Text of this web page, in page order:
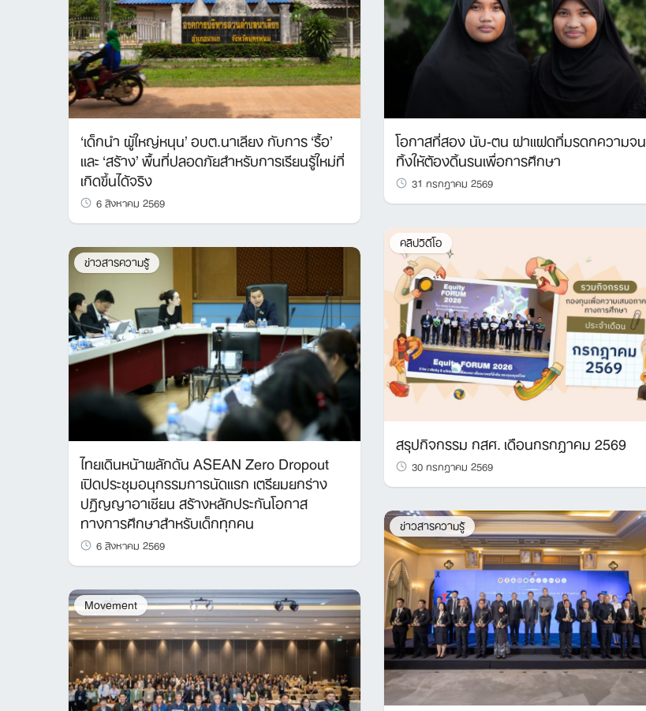
Search
for:
‘เด็กนำ ผู้ใหญ่หนุน’ อบต.นาเลียง กับการ ‘รื้อ’
และ ‘สร้าง’ พื้นที่ปลอดภัยสำหรับการเรียนรู้ใหม่ที่
เกิดขึ้นได้จริง
6 สิงหาคม 2569
ข่าวสารความรู้
ไทยเดินหน้าผลักดัน ASEAN Zero Dropout
เปิดประชุมอนุกรรมการนัดแรก เตรียมยกร่าง
ปฏิญญาอาเซียน สร้างหลักประกันโอกาส
ทางการศึกษาสำหรับเด็กทุกคน
6 สิงหาคม 2569
Movement
โอกาสที่สอง นับ-ตน ฝาแฝดที่มรดกความจน
ทิ้งให้ต้องดิ้นรนเพื่อการศึกษา
31 กรกฎาคม 2569
คลิปวิดีโอ
สรุปกิจกรรม กสศ. เดือนกรกฎาคม 2569
30 กรกฎาคม 2569
ข่าวสารความรู้